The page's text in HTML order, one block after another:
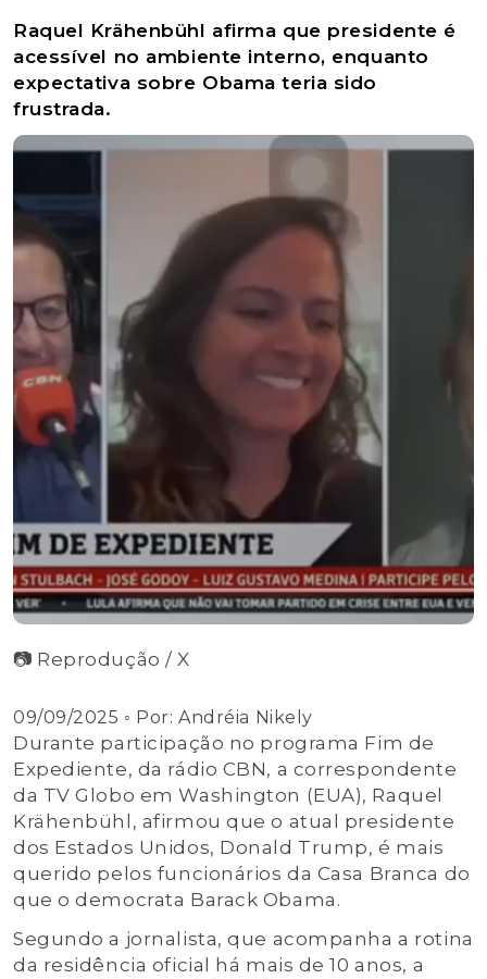
Raquel Krähenbühl afirma que presidente é
acessível no ambiente interno, enquanto
expectativa sobre Obama teria sido
frustrada.
📷 Reprodução / X
09/09/2025 ◦ Por:Andréia Nikely
Durante participação no programa Fim de
Expediente, da rádio CBN, a correspondente
da TV Globo em Washington (EUA), Raquel
Krähenbühl, afirmou que o atual presidente
dos Estados Unidos, Donald Trump, é mais
querido pelos funcionários da Casa Branca do
que o democrata Barack Obama.
Segundo a jornalista, que acompanha a rotina
da residência oficial há mais de 10 anos, a